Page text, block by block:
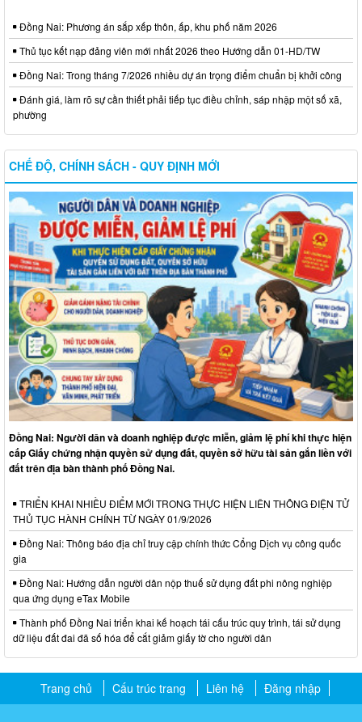
Đồng Nai: Phương án sắp xếp thôn, ấp, khu phố năm 2026
Thủ tục kết nạp đảng viên mới nhất 2026 theo Hướng dẫn 01-HD/TW
Đồng Nai: Trong tháng 7/2026 nhiều dự án trọng điểm chuẩn bị khởi công
Đánh giá, làm rõ sự cần thiết phải tiếp tục điều chỉnh, sáp nhập một số xã,
phường
CHẾ ĐỘ, CHÍNH SÁCH - QUY ĐỊNH MỚI
Đồng Nai: Người dân và doanh nghiệp được miễn, giảm lệ phí khi thực hiện
cấp Giấy chứng nhận quyền sử dụng đất, quyền sở hữu tài sản gắn liền với
đất trên địa bàn thành phố Đồng Nai.
TRIỂN KHAI NHIỀU ĐIỂM MỚI TRONG THỰC HIỆN LIÊN THÔNG ĐIỆN TỬ
THỦ TỤC HÀNH CHÍNH TỪ NGÀY 01/9/2026
Đồng Nai: Thông báo địa chỉ truy cập chính thức Cổng Dịch vụ công quốc
gia
Đồng Nai: Hướng dẫn người dân nộp thuế sử dụng đất phi nông nghiệp
qua ứng dụng eTax Mobile
Thành phố Đồng Nai triển khai kế hoạch tái cấu trúc quy trình, tái sử dụng
dữ liệu đất đai đã số hóa để cắt giảm giấy tờ cho người dân
Trang chủ Cấu trúc trang Liên hệ Đăng nhập